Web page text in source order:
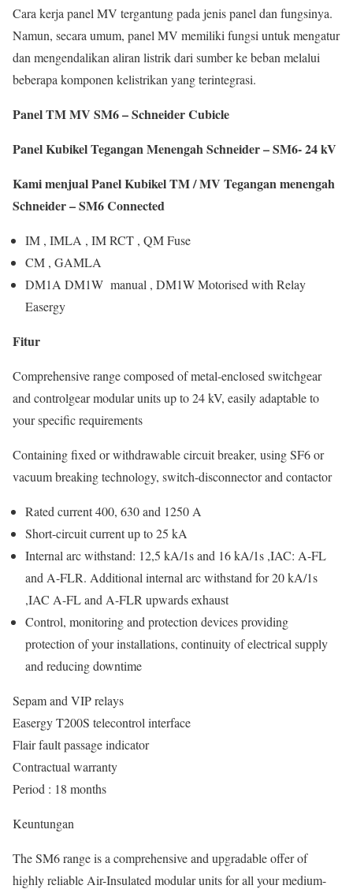
Cara kerja panel MV tergantung pada jenis panel dan fungsinya.
Namun, secara umum, panel MV memiliki fungsi untuk mengatur
dan mengendalikan aliran listrik dari sumber ke beban melalui
beberapa komponen kelistrikan yang terintegrasi.
Panel TM MV SM6 – Schneider Cubicle
Panel Kubikel Tegangan Menengah Schneider – SM6- 24 kV
Kami menjual Panel Kubikel TM / MV Tegangan menengah
Schneider – SM6 Connected
IM , IMLA , IM RCT , QM Fuse
CM , GAMLA
DM1A DM1W manual , DM1W Motorised with Relay
Easergy
Fitur
Comprehensive range composed of metal-enclosed switchgear
and controlgear modular units up to 24 kV, easily adaptable to
your specific requirements
Containing fixed or withdrawable circuit breaker, using SF6 or
vacuum breaking technology, switch-disconnector and contactor
Rated current 400, 630 and 1250 A
Short-circuit current up to 25 kA
Internal arc withstand: 12,5 kA/1s and 16 kA/1s ,IAC: A-FL
and A-FLR. Additional internal arc withstand for 20 kA/1s
,IAC A-FL and A-FLR upwards exhaust
Control, monitoring and protection devices providing
protection of your installations, continuity of electrical supply
and reducing downtime
Sepam and VIP relays
Easergy T200S telecontrol interface
Flair fault passage indicator
Contractual warranty
Period : 18 months
Keuntungan
The SM6 range is a comprehensive and upgradable offer of
highly reliable Air-Insulated modular units for all your medium-